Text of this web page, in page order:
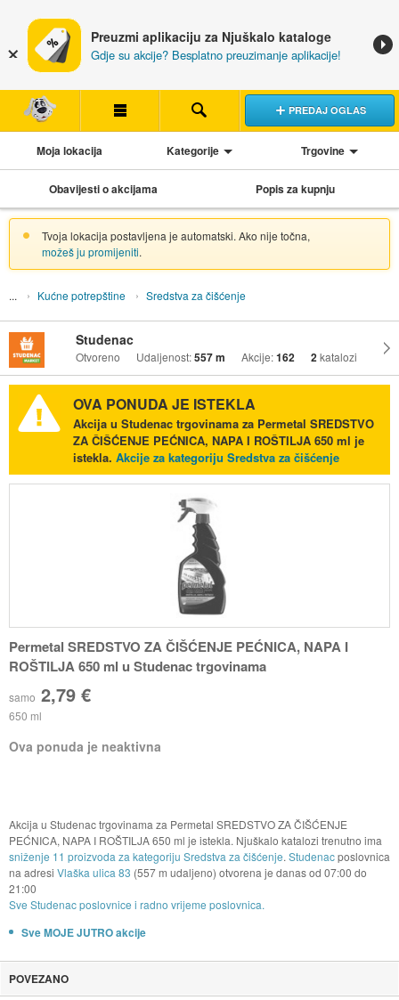
Preuzmi aplikaciju za Njuškalo kataloge
Gdje su akcije? Besplatno preuzimanje aplikacije!
PREDAJ OGLAS
Moja lokacija Kategorije Trgovine
Obavijesti o akcijama Popis za kupnju
Tvoja lokacija postavljena je automatski. Ako nije točna,
možeš ju promijeniti.
Kućne potrepštine Sredstva za čišćenje
Studenac
Otvoreno Udaljenost:557 m Akcije:162 2katalozi
OVA PONUDA JE ISTEKLA
Akcija u Studenac trgovinama za Permetal SREDSTVO
ZA ČIŠĆENJE PEĆNICA, NAPA I ROŠTILJA 650 ml je
istekla. Akcije za kategoriju Sredstva za čišćenje
Permetal SREDSTVO ZA ČIŠĆENJE PEĆNICA, NAPA I
ROŠTILJA 650 ml u Studenac trgovinama
samo 2,79 €
650 ml
Ova ponuda je neaktivna
Akcija u Studenac trgovinama za Permetal SREDSTVO ZA ČIŠĆENJE
PEĆNICA, NAPA I ROŠTILJA 650 ml je istekla. Njuškalo katalozi trenutno ima
sniženje 11 proizvoda za kategoriju Sredstva za čišćenje. Studenacposlovnica
na adresi Vlaška ulica 83 (557 m udaljeno) otvorena je danas od 07:00 do
21:00
Sve Studenac poslovnice i radno vrijeme poslovnica.
Sve MOJE JUTRO akcije
POVEZANO